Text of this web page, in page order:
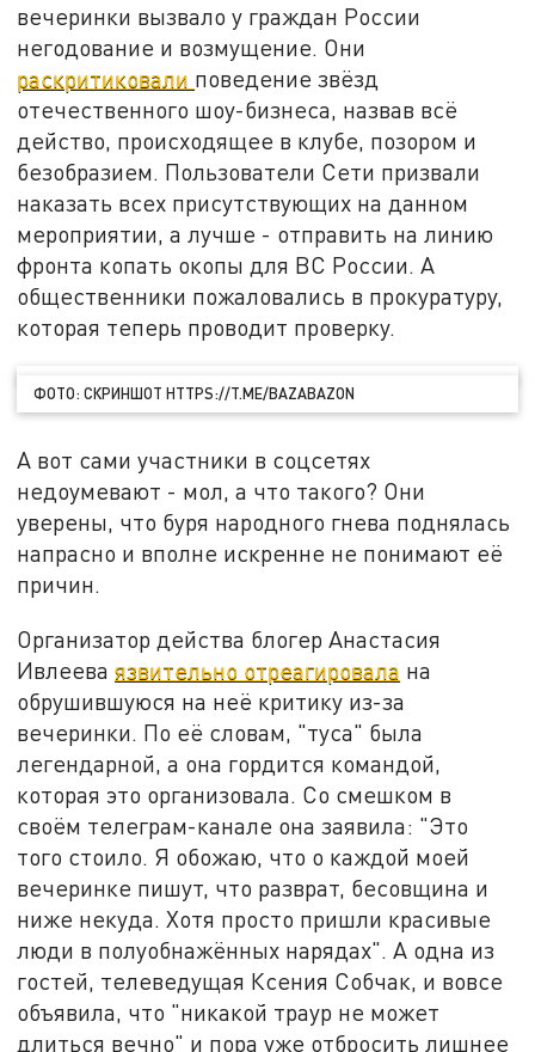
вечеринки вызвало у граждан России
негодование и возмущение. Они
раскритиковали поведение звёзд
отечественного шоу-бизнеса, назвав всё
действо, происходящее в клубе, позором и
безобразием. Пользователи Сети призвали
наказать всех присутствующих на данном
мероприятии, а лучше - отправить на линию
фронта копать окопы для ВС России. А
общественники пожаловались в прокуратуру,
которая теперь проводит проверку.
ФОТО: СКРИНШОТ HTTPS://T.ME/BAZABAZON
А вот сами участники в соцсетях
недоумевают - мол, а что такого? Они
уверены, что буря народного гнева поднялась
напрасно и вполне искренне не понимают её
причин.
Организатор действа блогер Анастасия
Ивлееваязвительно отреагировала на
обрушившуюся на неё критику из-за
вечеринки. По её словам, "туса" была
легендарной, а она гордится командой,
которая это организовала. Со смешком в
своём телеграм-канале она заявила: "Это
того стоило. Я обожаю, что о каждой моей
вечеринке пишут, что разврат, бесовщина и
ниже некуда. Хотя просто пришли красивые
люди в полуобнажённых нарядах". А одна из
гостей, телеведущая Ксения Собчак, и вовсе
объявила, что "никакой траур не может
длиться вечно" и пора уже отбросить лишнее